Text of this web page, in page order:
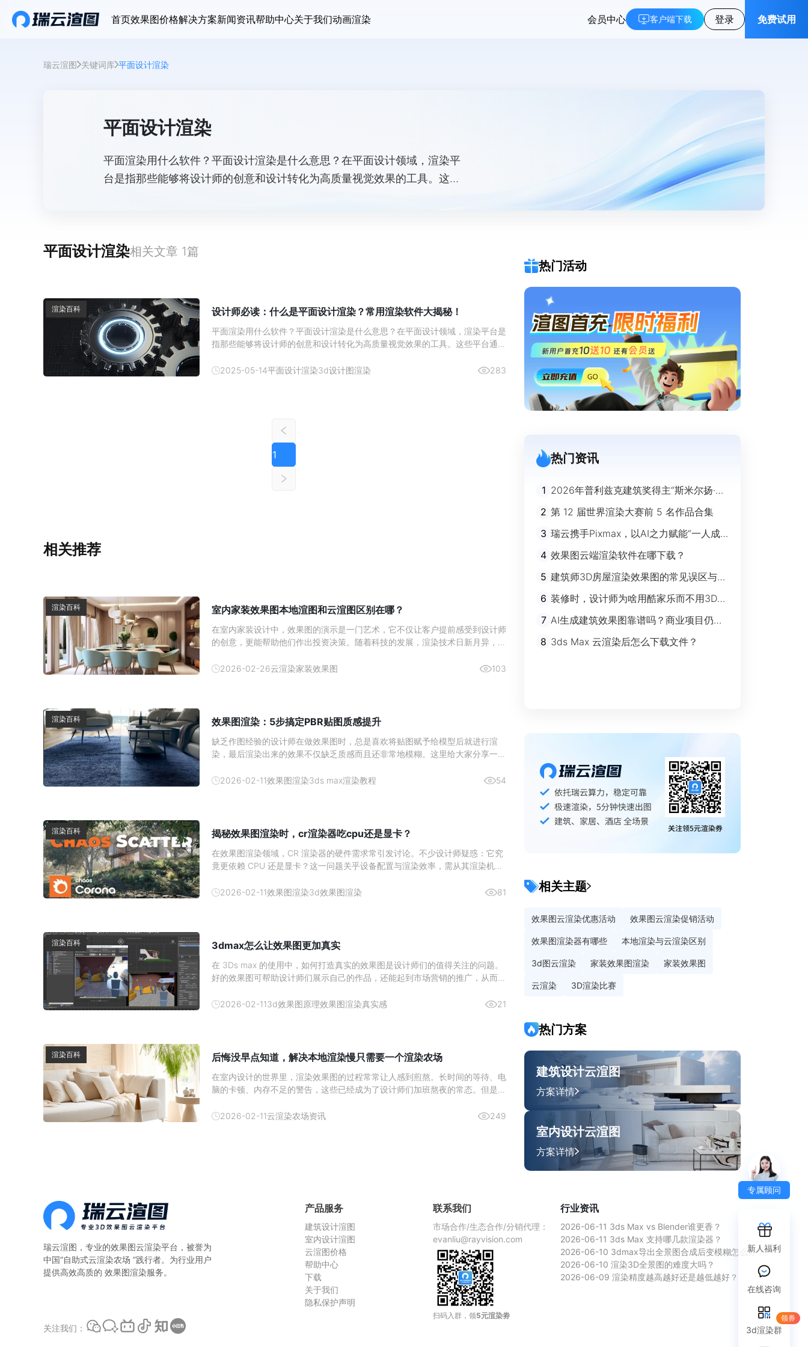
首页效果图价格解决方案新闻资讯帮助中心关于我们动画渲染 会员中心 客户端下载 登录 免费试用
瑞云渲图 关键词库 平面设计渲染
平面设计渲染
平面渲染用什么软件？平面设计渲染是什么意思？在平面设计领域，渲染平
台是指那些能够将设计师的创意和设计转化为高质量视觉效果的工具。这些
平面设计渲染相关文章 1篇
渲染百科 设计师必读：什么是平面设计渲染？常用渲染软件大揭秘！
平面渲染用什么软件？平面设计渲染是什么意思？在平面设计领域，渲染平台是
指那些能够将设计师的创意和设计转化为高质量视觉效果的工具。这些平台通过
2025-05-14平面设计渲染3d设计图渲染 283
1
相关推荐
渲染百科 室内家装效果图本地渲图和云渲图区别在哪？
在室内家装设计中，效果图的演示是一门艺术，它不仅让客户提前感受到设计师
的创意，更能帮助他们作出投资决策。随着科技的发展，渲染技术日新月异，室
方式逐渐成为了设计师们的热门选择。本文将深入分析这两种渲染方式的区别，
2026-02-26云渲染家装效果图 103
渲染百科 效果图渲染：5步搞定PBR贴图质感提升
缺乏作图经验的设计师在做效果图时，总是喜欢将贴图赋予给模型后就进行渲
染，最后渲染出来的效果不仅缺乏质感而且还非常地模糊。这里给大家分享一个
图质感提升技巧1、 首先将准备好的贴图拖入贴图生成器中。2、 然后再点击上
2026-02-11效果图渲染3ds max渲染教程 54
渲染百科 揭秘效果图渲染时，cr渲染器吃cpu还是显卡？
在效果图渲染领域，CR 渲染器的硬件需求常引发讨论。不少设计师疑惑：它究
竟更依赖 CPU 还是显卡？这一问题关乎设备配置与渲染效率，需从其渲染机制
加速对于使用 CR 渲染器的设计师而言，硬件投入的优先级一直是关键问题。核
2026-02-11效果图渲染3d效果图渲染 81
渲染百科 3dmax怎么让效果图更加真实
在 3Ds max 的使用中，如何打造真实的效果图是设计师们的值得关注的问题。
好的效果图可帮助设计师们展示自己的作品，还能起到市场营销的推广，从而激
吧。1、 材质与纹理的雕琢材质类型：依据物体特性选材质，如金属用“金属”明
2026-02-113d效果图原理效果图渲染真实感 21
渲染百科 后悔没早点知道，解决本地渲染慢只需要一个渲染农场
在室内设计的世界里，渲染效果图的过程常常让人感到煎熬。长时间的等待、电
脑的卡顿、内存不足的警告，这些已经成为了设计师们加班熬夜的常态。但是，
云渲染农场——瑞云渲图，它不仅解决了本地渲染慢的问题，而且价格还非常划
2026-02-11云渲染农场资讯 249
热门活动
热门资讯
1 2026年普利兹克建筑奖得主“斯米尔扬·拉
迪奇”经典作品欣赏
2 第 12 届世界渲染大赛前 5 名作品合集
3 瑞云携手Pixmax，以AI之力赋能“一人成
4 效果图云端渲染软件在哪下载？
5 建筑师3D房屋渲染效果图的常见误区与规
避指南
6 装修时，设计师为啥用酷家乐而不用3Ds
max？
7 AI生成建筑效果图靠谱吗？商业项目仍离
不开传统渲染
8 3ds Max 云渲染后怎么下载文件？
相关主题
效果图云渲染优惠活动 效果图云渲染促销活动
效果图渲染器有哪些 本地渲染与云渲染区别
3d图云渲染 家装效果图渲染 家装效果图
云渲染 3D渲染比赛
热门方案
建筑设计云渲图
方案详情
室内设计云渲图
方案详情
瑞云渲图，专业的效果图云渲染平台 ，被誉为
中国“自助式云渲染农场 ”践行者。为行业用户
提供高效高质的 效果图渲染服务。
关注我们：
产品服务
建筑设计渲图
室内设计渲图
云渲图价格
帮助中心
下载
关于我们
隐私保护声明
联系我们
市场合作/生态合作/分销代理：
evanliu@rayvision.com
扫码入群，领5元渲染劵
行业资讯
2026-06-11 3ds Max vs Blender谁更香？
2026-06-11 3ds Max 支持哪几款渲染器？
2026-06-10 3dmax导出全景图合成后变模糊怎么办？
2026-06-10 渲染3D全景图的难度大吗？
2026-06-09 渲染精度越高越好还是越低越好？
专属顾问
新人福利
在线咨询
3d渲染群
领券